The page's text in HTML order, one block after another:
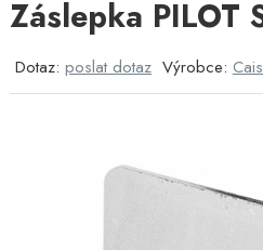
Záslepka PILOT
Dotaz: poslat dotaz Výrobce: Cais